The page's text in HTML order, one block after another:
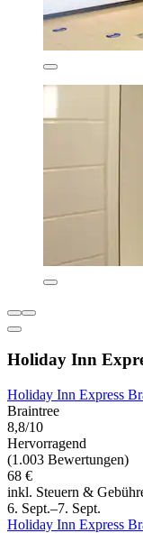
Holiday Inn
Holiday Inn Express
Braintree
8,8/10
Hervorragend
(1.003 Bewertungen)
68 €
inkl. Steuern &
6. Sept.–7. Sept.
Holiday Inn Express